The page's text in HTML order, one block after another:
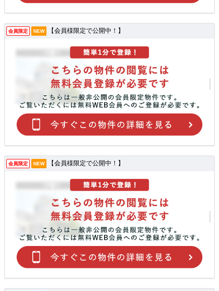
会員限定 NEW 【会員様限定で公開中！】
会員限定 NEW 【会員様限定で公開中！】